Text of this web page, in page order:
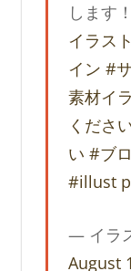
します！
イラスト
イン #
素材イ
くださ
い #ブ
#illust
— イラ
August